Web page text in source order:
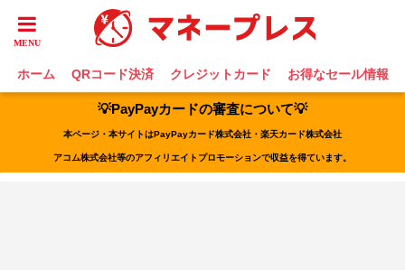
ホーム QRコード決済 クレジットカード お得なセール情報
💡PayPayカードの審査について💡
本ページ・本サイトはPayPayカード株式会社・楽天カード株式会社
アコム株式会社等のアフィリエイトプロモーションで収益を得ています。